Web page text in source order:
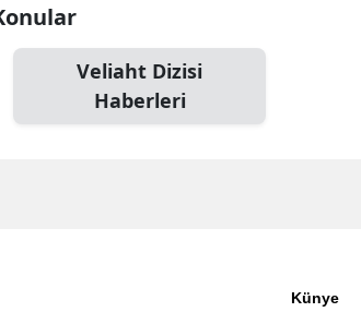
Veliaht Dizisi
Haberleri
Künye